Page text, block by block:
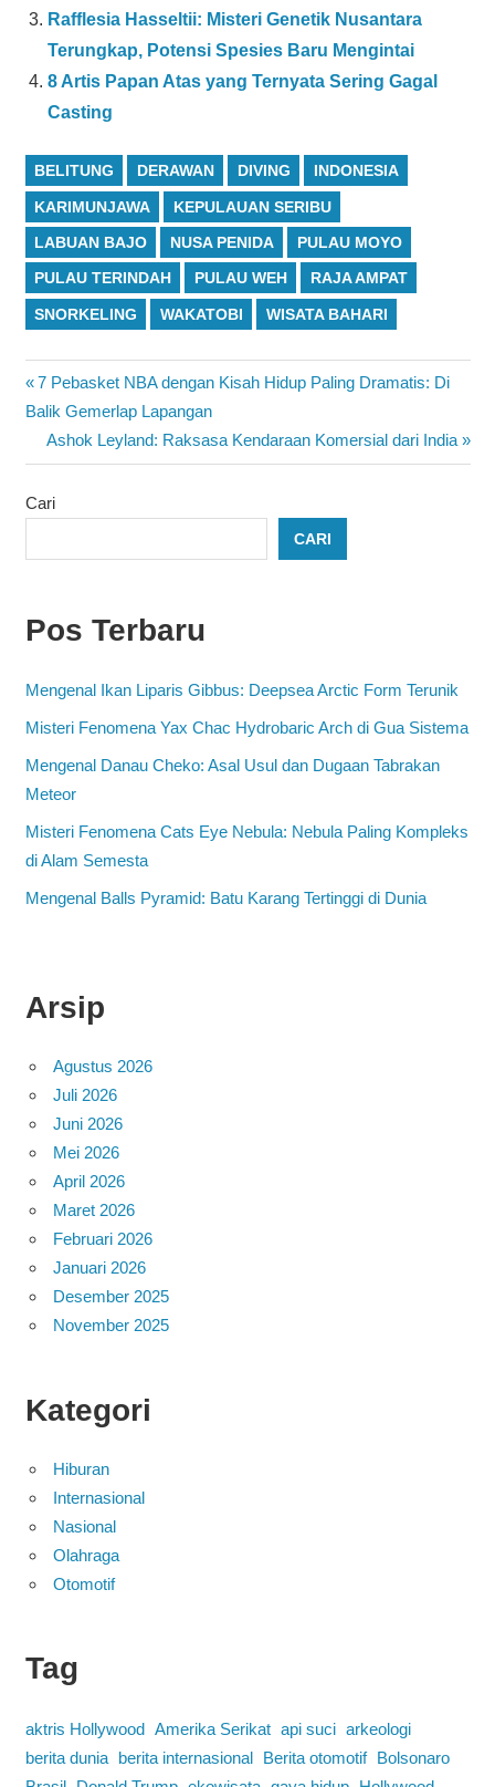
Rafflesia Hasseltii: Misteri Genetik Nusantara
Terungkap, Potensi Spesies Baru Mengintai
8 Artis Papan Atas yang Ternyata Sering Gagal
Casting
BELITUNG DERAWAN DIVING INDONESIA
KARIMUNJAWA KEPULAUAN SERIBU
LABUAN BAJO NUSA PENIDA PULAU MOYO
PULAU TERINDAH PULAU WEH RAJA AMPAT
SNORKELING WAKATOBI WISATA BAHARI
Navigasi
pos
Previous
Post:
7 Pebasket NBA dengan Kisah Hidup Paling Dramatis: Di
Balik Gemerlap Lapangan
Next
Post:
Ashok Leyland: Raksasa Kendaraan Komersial dari India
Cari
CARI
Pos Terbaru
Mengenal Ikan Liparis Gibbus: Deepsea Arctic Form Terunik
Misteri Fenomena Yax Chac Hydrobaric Arch di Gua Sistema
Mengenal Danau Cheko: Asal Usul dan Dugaan Tabrakan
Meteor
Misteri Fenomena Cats Eye Nebula: Nebula Paling Kompleks
di Alam Semesta
Mengenal Balls Pyramid: Batu Karang Tertinggi di Dunia
Arsip
Agustus 2026
Juli 2026
Juni 2026
Mei 2026
April 2026
Maret 2026
Februari 2026
Januari 2026
Desember 2025
November 2025
Kategori
Hiburan
Internasional
Nasional
Olahraga
Otomotif
Tag
aktris Hollywood Amerika Serikat api suci arkeologi
berita dunia
berita internasional Berita otomotif
Bolsonaro